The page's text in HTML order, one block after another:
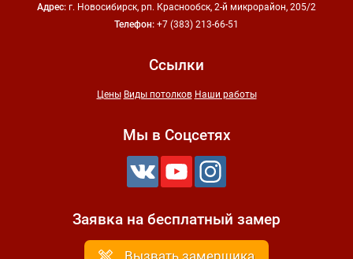
Адрес: г. Новосибирск, рп. Краснообск, 2-й микрорайон, 205/2
Телефон: +7 (383) 213-66-51
Ссылки
Цены Виды потолков Наши работы
Мы в Соцсетях
Заявка на бесплатный замер